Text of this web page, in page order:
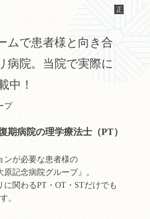
正
ムで患者様と向き合
病院。当院で実際に
中！
プ
病院の理学療法士（PT）
ンが必要な患者様の
記念病院グループ』。
関わるPT・OT・STだけでも
。